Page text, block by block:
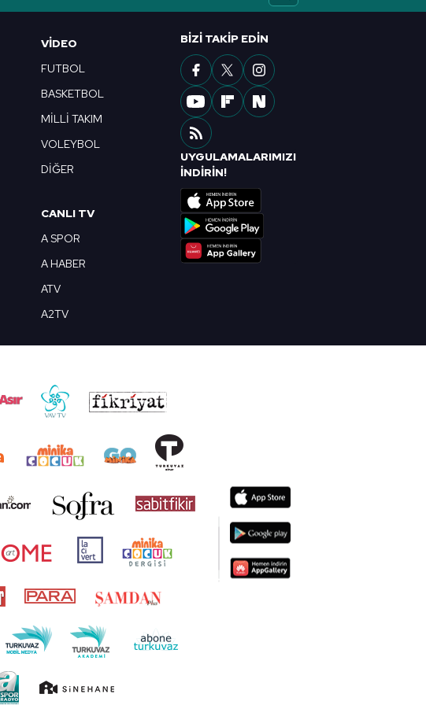
VIDEO
FUTBOL
BASKETBOL
MİLLİ TAKIM
VOLEYBOL
DİĞER
CANLI TV
A SPOR
A HABER
ATV
A2TV
BIZI TAKIP EDIN
UYGULAMALARIMIZI
İNDİRİN!